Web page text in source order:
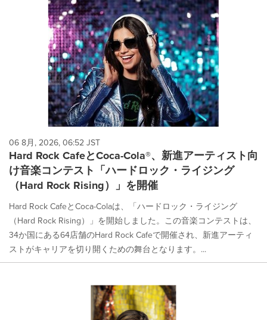
06 8月, 2026, 06:52 JST
Hard Rock CafeとCoca-Cola®、新進アーティスト向
け音楽コンテスト「ハードロック・ライジング
（Hard Rock Rising）」を開催
Hard Rock CafeとCoca-Colaは、「ハードロック・ライジング
（Hard Rock Rising）」を開始しました。この音楽コンテストは、
34か国にある64店舗のHard Rock Cafeで開催され、新進アーティ
ストがキャリアを切り開くための舞台となります。...